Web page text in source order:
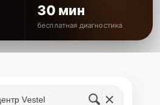
30 мин
бесплатная диагностика
Vestel